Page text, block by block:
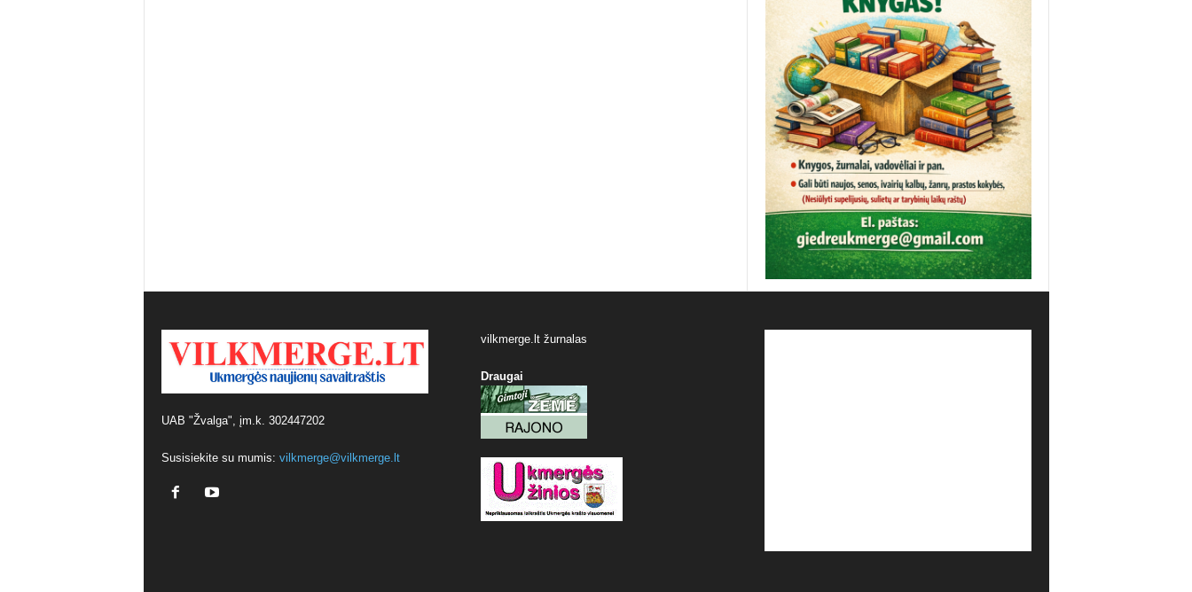
UAB "Žvalga", įm.k. 302447202
Susisiekite su mumis: vilkmerge@vilkmerge.lt
vilkmerge.lt žurnalas
Draugai